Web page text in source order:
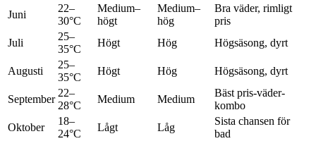
Juni
22–
30°C
Medium–
högt
Medium–
hög
Bra väder, rimligt
pris
Juli
25–
35°C
Högt Hög Högsäsong, dyrt
Augusti
25–
35°C
Högt Hög Högsäsong, dyrt
September
22–
28°C
Medium Medium
Bäst pris-väder-
kombo
Oktober
18–
24°C
Lågt Låg
Sista chansen för
bad